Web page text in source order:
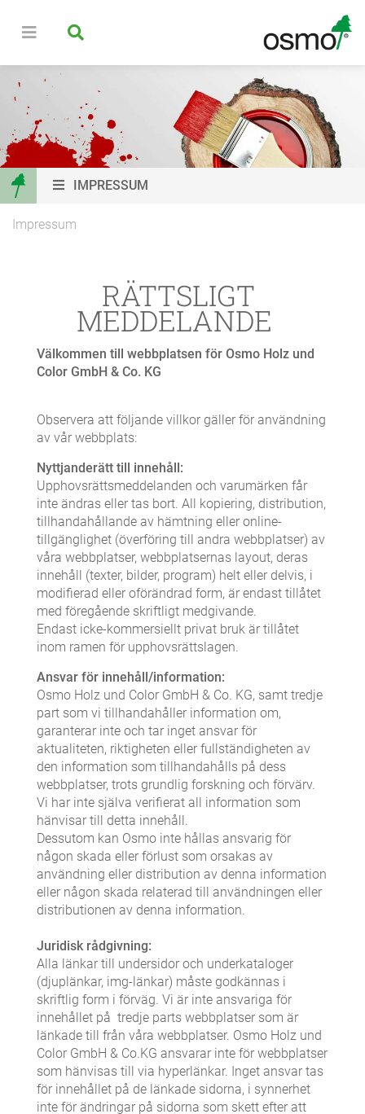
IMPRESSUM
Impressum
RÄTTSLIGT
MEDDELANDE
Välkommen till webbplatsen för Osmo Holz und
Color GmbH & Co. KG
Observera att följande villkor gäller för användning
av vår webbplats:
Nyttjanderätt till innehåll:
Upphovsrättsmeddelanden och varumärken får
inte ändras eller tas bort. All kopiering, distribution,
tillhandahållande av hämtning eller online-
tillgänglighet (överföring till andra webbplatser) av
våra webbplatser, webbplatsernas layout, deras
innehåll (texter, bilder, program) helt eller delvis, i
modifierad eller oförändrad form, är endast tillåtet
med föregående skriftligt medgivande.
Endast icke-kommersiellt privat bruk är tillåtet
inom ramen för upphovsrättslagen.
Ansvar för innehåll/information:
Osmo Holz und Color GmbH & Co. KG, samt tredje
part som vi tillhandahåller information om,
garanterar inte och tar inget ansvar för
aktualiteten, riktigheten eller fullständigheten av
den information som tillhandahålls på dess
webbplatser, trots grundlig forskning och förvärv.
Vi har inte själva verifierat all information som
hänvisar till detta innehåll.
Dessutom kan Osmo inte hållas ansvarig för
någon skada eller förlust som orsakas av
användning eller distribution av denna information
eller någon skada relaterad till användningen eller
distributionen av denna information.
Juridisk rådgivning:
Alla länkar till undersidor och underkataloger
(djuplänkar, img-länkar) måste godkännas i
skriftlig form i förväg. Vi är inte ansvariga för
innehållet på tredje parts webbplatser som är
länkade till från våra webbplatser. Osmo Holz und
Color GmbH & Co.KG ansvarar inte för webbplatser
som hänvisas till via hyperlänkar. Inget ansvar tas
för innehållet på de länkade sidorna, i synnerhet
inte för ändringar på sidorna som skett efter att